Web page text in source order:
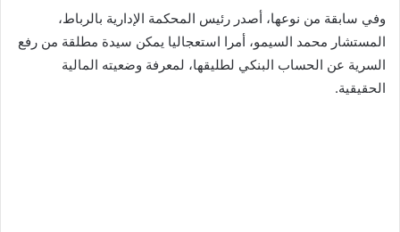
وفي سابقة من نوعها، أصدر رئيس المحكمة الإدارية بالرباط،
المستشار محمد السيمو، أمرا استعجاليا يمكن سيدة مطلقة من رفع
السرية عن الحساب البنكي لطليقها، لمعرفة وضعيته المالية
الحقيقية.